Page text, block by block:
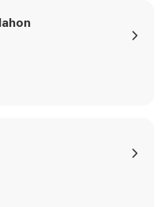
상에 대해서는 반품/교환이 불
BD 전용 기기에서 재생하실
문제로 정상적인 디스크도 재
용 플레이어 사용을 권장드리
교환 시에도 동일한 오류가 발